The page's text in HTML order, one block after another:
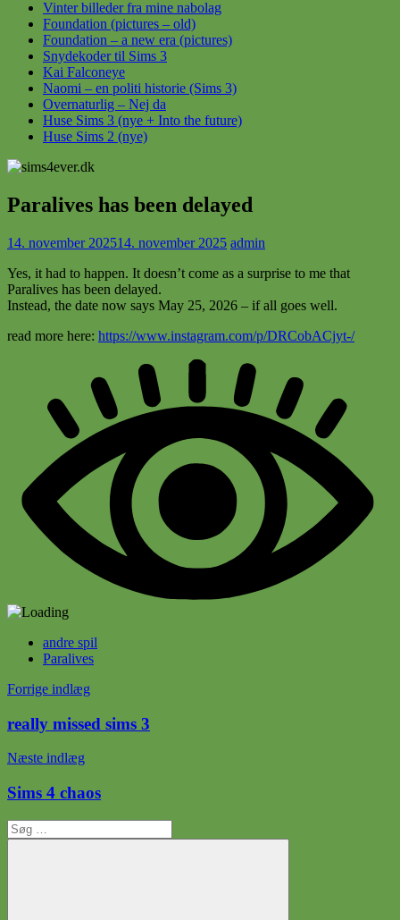
Vinter billeder fra mine nabolag
Foundation (pictures – old)
Foundation – a new era (pictures)
Snydekoder til Sims 3
Kai Falconeye
Naomi – en politi historie (Sims 3)
Overnaturlig – Nej da
Huse Sims 3 (nye + Into the future)
Huse Sims 2 (nye)
Paralives has been delayed
14. november 202514. november 2025 admin
Yes, it had to happen. It doesn’t come as a surprise to me that
Paralives has been delayed.
Instead, the date now says May 25, 2026 – if all goes well.
read more here: https://www.instagram.com/p/DRCobACjyt-/
andre spil
Paralives
Indlægsnavigation
Forrige indlæg
really missed sims 3
Næste indlæg
Sims 4 chaos
Søg
efter: